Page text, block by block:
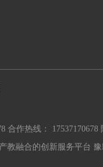
合作热线： 17537170678
教融合的创新服务平台